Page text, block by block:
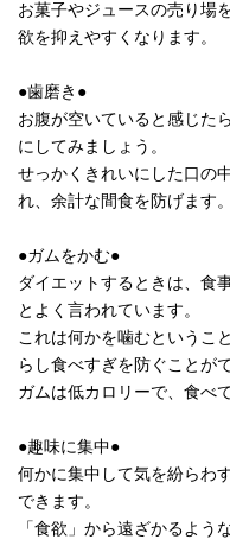
お菓子やジュースの売り場
欲を抑えやすくなります。
●歯磨き●
お腹が空いていると感じた
にしてみましょう。
せっかくきれいにした口の
れ、余計な間食を防げます。
●ガムをかむ●
ダイエットするときは、食
とよく言われています。
これは何かを噛むというこ
らし食べすぎを防ぐことが
ガムは低カロリーで、食べ
●趣味に集中●
何かに集中して気を紛らわ
できます。
「食欲」から遠ざかるよう